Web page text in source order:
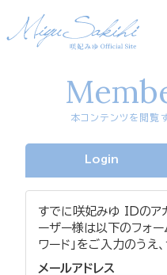
本コンテンツを閲覧
Login
すでに咲妃みゆ IDのア
ーザー様は以下のフォー
ワード」をご入力のうえ
メールアドレス